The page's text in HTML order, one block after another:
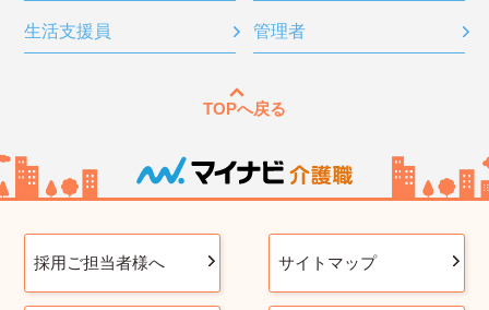
生活支援員 管理者
TOPへ戻る
採用ご担当者様へ サイトマップ